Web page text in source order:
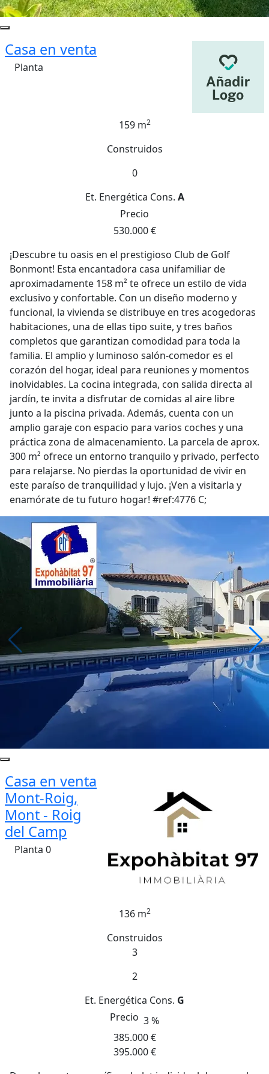
Casa en venta
Planta
159 m2
Construidos
0
Et. Energética Cons. A
Precio
530.000 €
¡Descubre tu oasis en el prestigioso Club de Golf
Bonmont! Esta encantadora casa unifamiliar de
aproximadamente 158 m² te ofrece un estilo de vida
exclusivo y confortable. Con un diseño moderno y
funcional, la vivienda se distribuye en tres acogedoras
habitaciones, una de ellas tipo suite, y tres baños
completos que garantizan comodidad para toda la
familia. El amplio y luminoso salón-comedor es el
corazón del hogar, ideal para reuniones y momentos
inolvidables. La cocina integrada, con salida directa al
jardín, te invita a disfrutar de comidas al aire libre
junto a la piscina privada. Además, cuenta con un
amplio garaje con espacio para varios coches y una
práctica zona de almacenamiento. La parcela de aprox.
300 m² ofrece un entorno tranquilo y privado, perfecto
para relajarse. No pierdas la oportunidad de vivir en
este paraíso de tranquilidad y lujo. ¡Ven a visitarla y
enamórate de tu futuro hogar! #ref:4776 C;
Casa en venta
Mont-Roig,
Mont - Roig
del Camp
Planta 0
136 m2
Construidos
3
2
Et. Energética Cons. G
Precio 3 %
385.000 €
395.000 €